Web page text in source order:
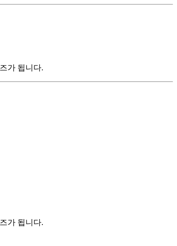
가 됩니다.
가 됩니다.